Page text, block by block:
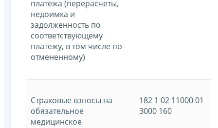
платежа (перерасчеты,
недоимка и
задолженность по
соответствующему
платежу, в том числе по
отмененному)
Страховые взносы на
обязательное
медицинское
182 1 02 11000 01
3000 160